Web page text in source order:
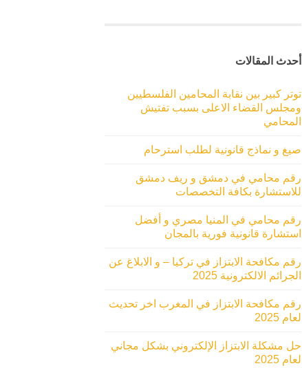
أحدث المقالات
توتر كبير بين نقابة المحامين الفلسطيين
ومجلس القضاء الاعلى بسبب تفتيش
المحامي
صيغ و نماذج قانونية لطلب استرحام
رقم محامي في دمشق و ريف دمشق
للاستشارة بكافة التخصصات
رقم محامي في المنيا مصري و أفضل
استشارة قانونية فورية بالمجان
رقم مكافحة الابتزاز في تركيا – و الابلاغ عن
الجرائم الالكترونية 2025
رقم مكافحة الابتزاز في المغرب اخر تحديث
لعام 2025
حل مشكلة الابتزاز الإلكتروني بشكل مجاني
لعام 2025